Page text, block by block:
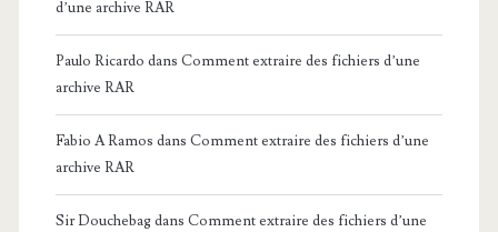
d’une archive RAR
Paulo Ricardo dans Comment extraire des fichiers d’une
archive RAR
Fabio A Ramos dans Comment extraire des fichiers d’une
archive RAR
Sir Douchebagdans Comment extraire des fichiers d’une